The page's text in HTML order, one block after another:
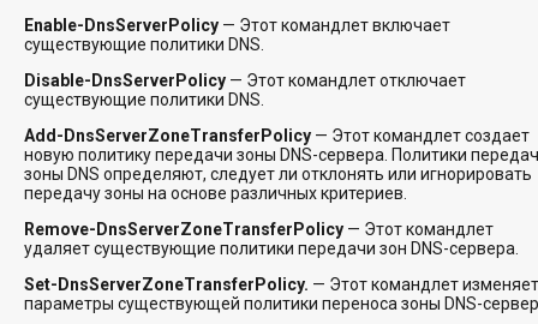
Enable-DnsServerPolicy — Этот командлет включает
существующие политики DNS.
Disable-DnsServerPolicy — Этот командлет отключает
существующие политики DNS.
Add-DnsServerZoneTransferPolicy — Этот командлет создает
новую политику передачи зоны DNS-сервера. Политики
зоны DNS определяют, следует ли отклонять или игнорировать
передачу зоны на основе различных критериев.
Remove-DnsServerZoneTransferPolicy — Этот командлет
удаляет существующие политики передачи зон DNS-сервера.
Set-DnsServerZoneTransferPolicy. — Этот командлет изменяет
параметры существующей политики переноса зоны DNS-